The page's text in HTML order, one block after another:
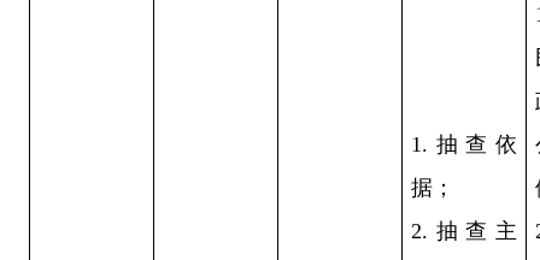
1.抽查依
据；
2.抽查主